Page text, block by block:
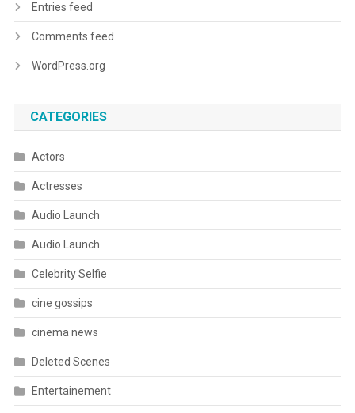
Entries feed
Comments feed
WordPress.org
CATEGORIES
Actors
Actresses
Audio Launch
Audio Launch
Celebrity Selfie
cine gossips
cinema news
Deleted Scenes
Entertainement